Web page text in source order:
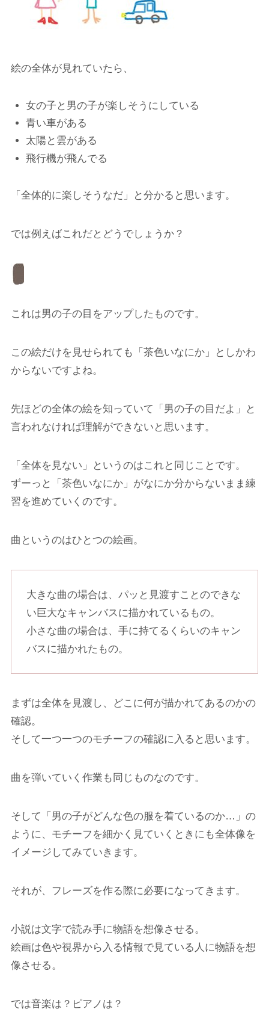
絵の全体が見れていたら、
女の子と男の子が楽しそうにしている
青い車がある
太陽と雲がある
飛行機が飛んでる
「全体的に楽しそうなだ」と分かると思います。
では例えばこれだとどうでしょうか？
これは男の子の目をアップしたものです。
この絵だけを見せられても「茶色いなにか」としかわ
からないですよね。
先ほどの全体の絵を知っていて「男の子の目だよ」と
言われなければ理解ができないと思います。
「全体を見ない」というのはこれと同じことです。
ずーっと「茶色いなにか」がなにか分からないまま練
習を進めていくのです。
曲というのはひとつの絵画。
大きな曲の場合は、パッと見渡すことのできな
い巨大なキャンバスに描かれているもの。
小さな曲の場合は、手に持てるくらいのキャン
バスに描かれたもの。
まずは全体を見渡し、どこに何が描かれてあるのかの
確認。
そして一つ一つのモチーフの確認に入ると思います。
曲を弾いていく作業も同じものなのです。
そして「男の子がどんな色の服を着ているのか…」の
ように、モチーフを細かく見ていくときにも全体像を
イメージしてみていきます。
それが、フレーズを作る際に必要になってきます。
小説は文字で読み手に物語を想像させる。
絵画は色や視界から入る情報で見ている人に物語を想
像させる。
では音楽は？ピアノは？